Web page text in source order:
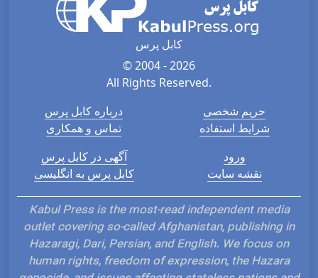
کابل پرس
© 2004 - 2026
All Rights Reserved.
درباره کابل پرس
تماس و همکاری
حریم شخصی
شرایط استفاده
آگهی در کابل پرس
کابل پرس به انگلیسی
ورود
نقشه سایت
Kabul Press is the most-read independent media
outlet covering so-called Afghanistan, publishing in
Hazaragi, Dari, Persian, and English. We focus on
human rights, freedom of expression, the Hazara